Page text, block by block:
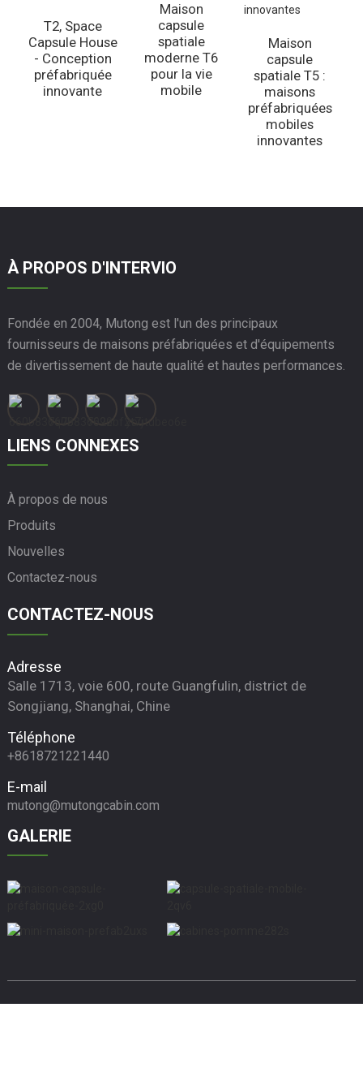
T2, Space
Capsule House
- Conception
préfabriquée
innovante
Maison
capsule
spatiale
moderne T6
pour la vie
mobile
Maison
capsule
spatiale T5 :
maisons
préfabriquées
mobiles
innovantes
À PROPOS D'INTERVIO
Fondée en 2004, Mutong est l'un des principaux
fournisseurs de maisons préfabriquées et d'équipements
de divertissement de haute qualité et hautes performances.
LIENS CONNEXES
À propos de nous
Produits
Nouvelles
Contactez-nous
CONTACTEZ-NOUS
Adresse
Salle 1713, voie 600, route Guangfulin, district de
Songjiang, Shanghai, Chine
Téléphone
+8618721221440
E-mail
mutong@mutongcabin.com
GALERIE